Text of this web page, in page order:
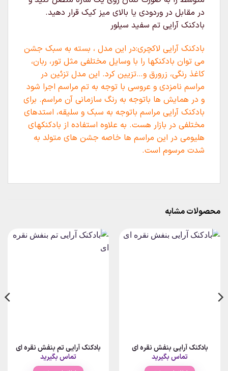
در مقابل در وردودی یا بالای میز کیک قرار دهید.
بادکنک آرایی تم سفید سیلور
بادکنک آرایی لاکچری:در این مدل ، بسته به سبک جشن
می توان بادکنکها را با وسایل مختلفی مثل تور، ربان،
کاغذ رنگی، زرورق و…تزیین کرد. این مدل تزئین در
مراسم نامزدی و عروسی با توجه به تم مراسم اجرا شود
و در همایش ها باتوجه به رنگ سازمانی آن مراسم. برای
بادکنک آرایی مراسم باتوجه به سبک و سلیقه، استدهای
مختلفی در بازار هست. به علاوه استفاده از بادکنکهای
هلیومی در این مراسم ها خاصه جشن های متولد به
شدت مرسوم است.
محصولات مشابه
بادکنک آرایی بنفش نقره ای
تماس بگیرید
بادکنک آرایی تم بنفش نقره ای
تماس بگیرید